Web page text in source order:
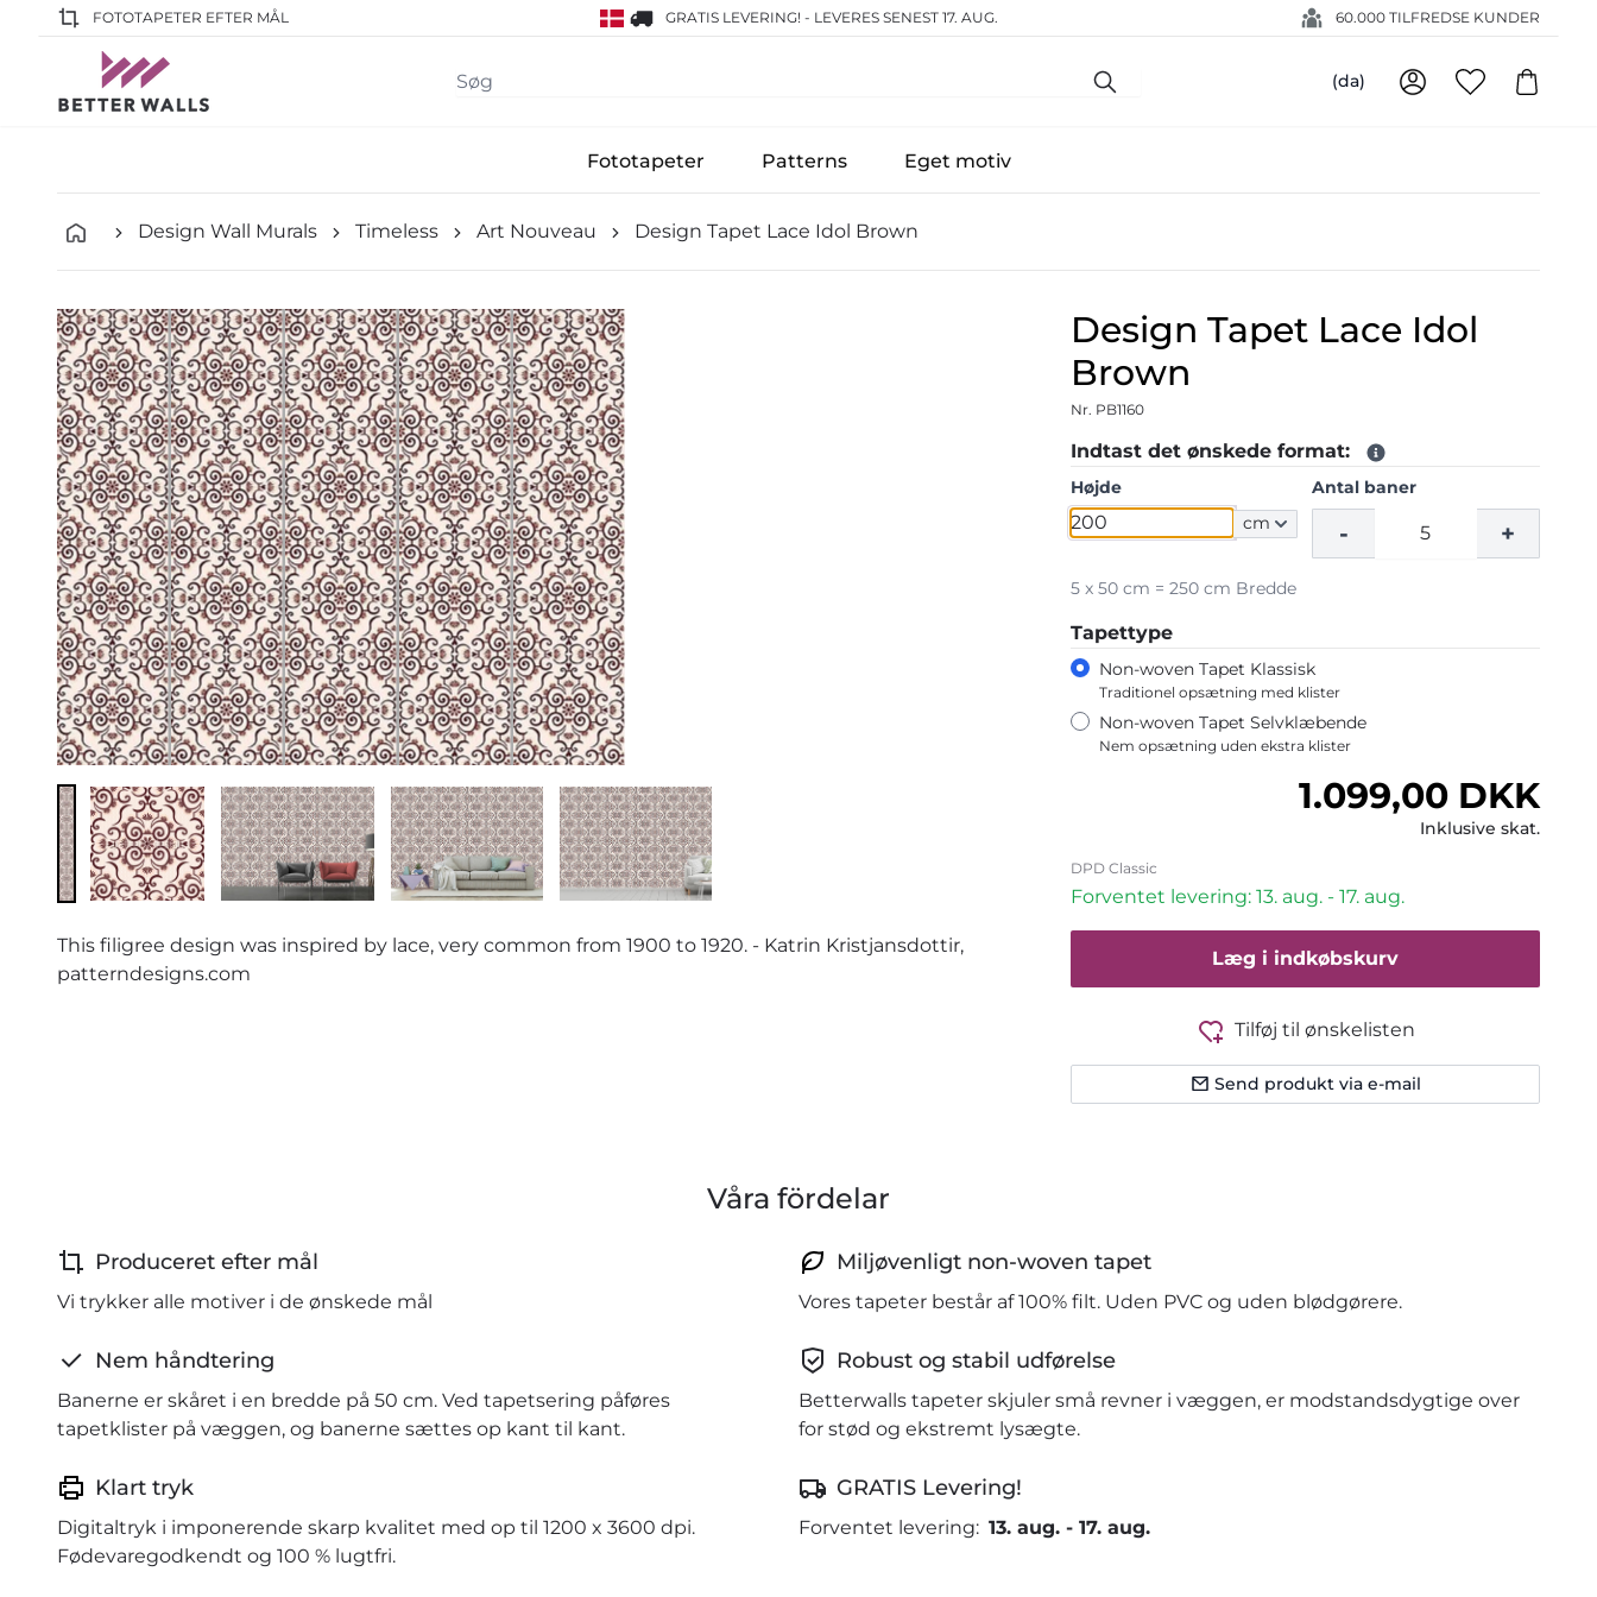
FOTOTAPETER EFTER MÅL GRATIS LEVERING! - LEVERES SENEST 17. AUG. 60.000 TILFREDSE KUNDER
(da)
Fototapeter Patterns Eget motiv
Design Wall Murals Timeless Art Nouveau Design Tapet Lace Idol Brown
This filigree design was inspired by lace, very common from 1900 to 1920. - Katrin Kristjansdottir,
patterndesigns.com
Design Tapet Lace Idol
Brown
Nr. PB1160
Indtast det ønskede format:
Højde
cm
Antal baner
- +
5 x 50 cm = 250 cm Bredde
Tapettype
Non-woven Tapet Klassisk
Traditionel opsætning med klister
Non-woven Tapet Selvklæbende
Nem opsætning uden ekstra klister
Normalpris
1.099,00 DKK
Inklusive skat.
DPD Classic
Forventet levering: 13. aug. - 17. aug.
Læg i indkøbskurv
Tilføj til ønskelisten
Send produkt via e-mail
Våra fördelar
Produceret efter mål
Vi trykker alle motiver i de ønskede mål
Miljøvenligt non-woven tapet
Vores tapeter består af 100% filt. Uden PVC og uden blødgørere.
Nem håndtering
Banerne er skåret i en bredde på 50 cm. Ved tapetsering påføres
tapetklister på væggen, og banerne sættes op kant til kant.
Robust og stabil udførelse
Betterwalls tapeter skjuler små revner i væggen, er modstandsdygtige over
for stød og ekstremt lysægte.
Klart tryk
Digitaltryk i imponerende skarp kvalitet med op til 1200 x 3600 dpi.
Fødevaregodkendt og 100 % lugtfri.
GRATIS Levering!
Forventet levering: 13. aug. - 17. aug.